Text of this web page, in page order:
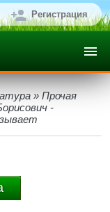
Регистрация
» Прочая
-